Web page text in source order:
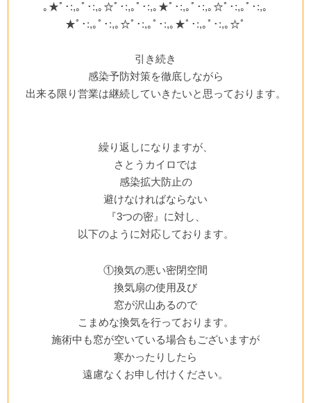
｡★ﾟ･:,｡ﾟ･:,｡☆ﾟ･:,｡ﾟ･:,｡★ﾟ･:,｡ﾟ･:,｡☆ﾟ･:,｡ﾟ･:,｡
★ﾟ･:,｡ﾟ･:,｡☆ﾟ･:,｡ﾟ･:,｡★ﾟ･:,｡ﾟ･:,｡☆ﾟ
引き続き
感染予防対策を徹底しながら
出来る限り営業は継続していきたいと思っております。
繰り返しになりますが、
さとうカイロでは
感染拡大防止の
避けなければならない
『3つの密』 に対し、
以下のように対応しております。
①換気の悪い密閉空間
換気扇の使用及び
窓が沢山あるので
こまめな換気を行っております。
施術中も窓が空いている場合もございますが
寒かったりしたら
遠慮なくお申し付けください。